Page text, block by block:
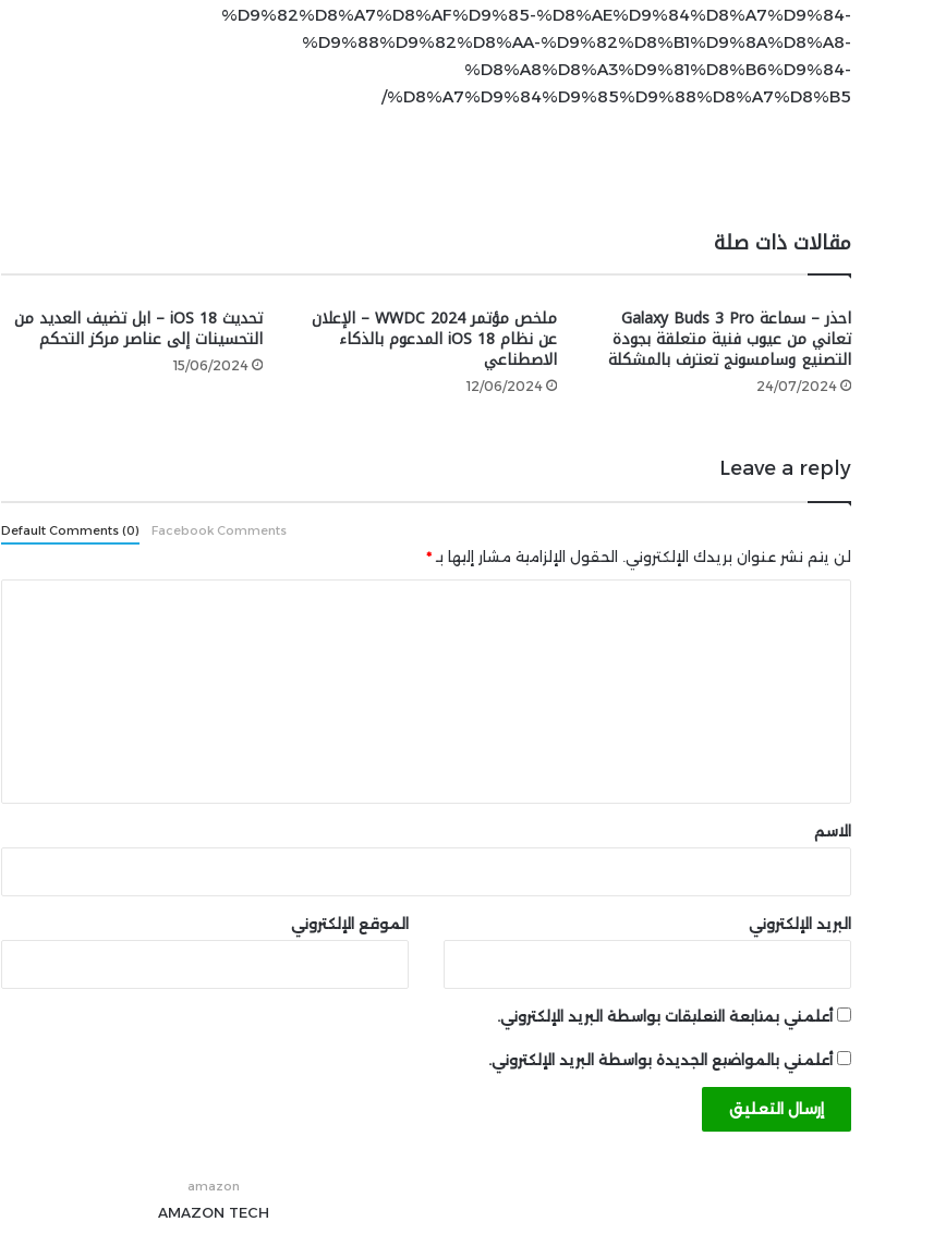
%D9%82%D8%A7%D8%AF%D9%85-%D8%AE%D9%84%D8%A7%D9%84-
%D9%88%D9%82%D8%AA-%D9%82%D8%B1%D9%8A%D8%A8-
%D8%A8%D8%A3%D9%81%D8%B6%D9%84-
%D8%A7%D9%84%D9%85%D9%88%D8%A7%D8%B5/
مقالات ذات صلة
احذر – سماعة Galaxy Buds 3 Pro
تعاني من عيوب فنية متعلقة بجودة
التصنيع وسامسونج تعترف بالمشكلة
24/07/2024
ملخص مؤتمر WWDC 2024 – الإعلان
عن نظام iOS 18 المدعوم بالذكاء
الاصطناعي
12/06/2024
تحديث iOS 18 – ابل تضيف العديد من
التحسينات إلى عناصر مركز التحكم
15/06/2024
Leave a reply
Default Comments (0) Facebook Comments
لن يتم نشر عنوان بريدك الإلكتروني. الحقول الإلزامية مشار إليها بـ *
*الاسم
البريد الإلكتروني الموقع الإلكتروني
أعلمني بمتابعة التعليقات بواسطة البريد الإلكتروني.
أعلمني بالمواضيع الجديدة بواسطة البريد الإلكتروني.
amazon
AMAZON TECH